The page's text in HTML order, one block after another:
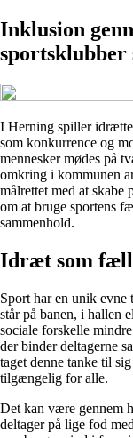
Inklusion
I Herning spiller
som konkurrence og
mennesker mødes på
omkring i kommunen
målrettet med at skabe
om at bruge sportens
sammenhold.
Idræt som
Sport har en unik evne
står på banen, i hallen
sociale forskelle
der binder deltagerne
taget denne tanke til
tilgængelig for alle.
Det kan være gennem
deltager på lige fod